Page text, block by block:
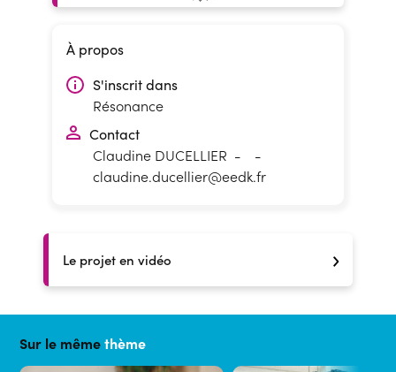
À propos
S'inscrit dans
Résonance
Contact
Claudine DUCELLIER -
-
claudine.ducellier@eedk.fr
Le projet en vidéo
Sur le mêmethème